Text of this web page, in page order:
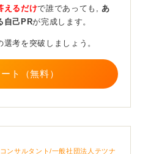
けています」といった言葉を
。
エピソードを交えて語ること
いう長所がより魅力的に伝わ
えるだけで誰であっても, あ
自己PRが完成します。
考を突破しましょう。
ト（無料）
ンサルタント/一般社団法人テツナ